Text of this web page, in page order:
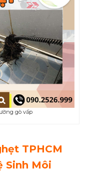
gò vấp
TPHCM
Sinh Môi